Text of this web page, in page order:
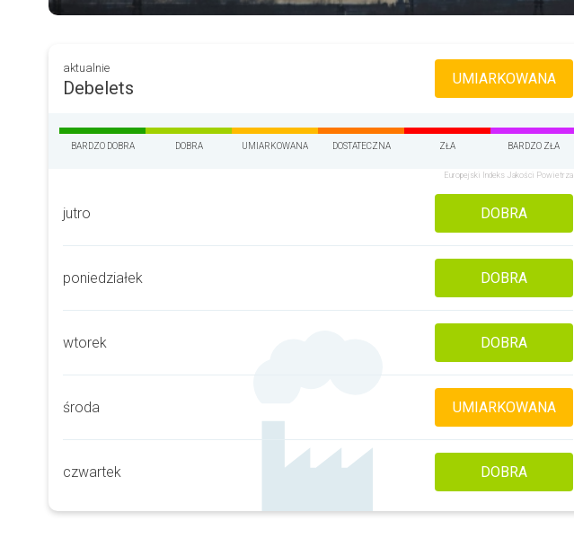
aktualnie
Debelets UMIARKOWANA
BARDZO DOBRA DOBRA UMIARKOWANA DOSTATECZNA ZŁA BARDZO ZŁA
Europejski Indeks Jakości Powietrza
jutro DOBRA
poniedziałek DOBRA
wtorek DOBRA
środa UMIARKOWANA
czwartek DOBRA